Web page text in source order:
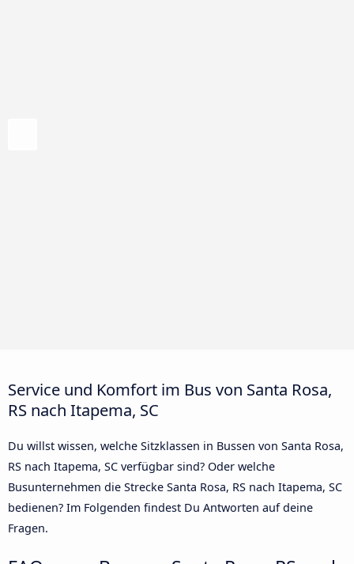
Service und Komfort im Bus von Santa Rosa,
RS nach Itapema, SC
Du willst wissen, welche Sitzklassen in Bussen von Santa Rosa,
RS nach Itapema, SC verfügbar sind? Oder welche
Busunternehmen die Strecke Santa Rosa, RS nach Itapema, SC
bedienen? Im Folgenden findest Du Antworten auf deine
Fragen.